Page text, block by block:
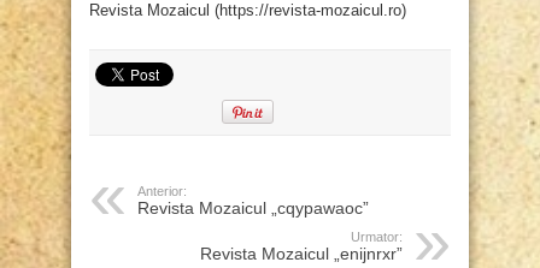
Revista Mozaicul (https://revista-mozaicul.ro)
Anterior:
Revista Mozaicul „cqypawaoc”
Urmator:
Revista Mozaicul „enijnrxr”